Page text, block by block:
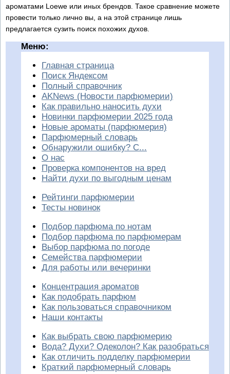
ароматами Loewe или иных брендов. Такое сравнение можете
провести только лично вы, а на этой странице лишь
предлагается сузить поиск похожих духов.
Меню:
Главная страница
Поиск Яндексом
Полный справочник
AKNews (Новости парфюмерии)
Как правильно наносить духи
Новинки парфюмерии 2025 года
Новые ароматы (парфюмерия)
Парфюмерный словарь
Обнаружили ошибку? С...
О нас
Проверка компонентов на вред
Найти духи по выгодным ценам
Рейтинги парфюмерии
Тесты новинок
Подбор парфюма по нотам
Подбор парфюма по парфюмерам
Выбор парфюма по погоде
Семейства парфюмерии
Для работы или вечеринки
Концентрация ароматов
Как подобрать парфюм
Как пользоваться справочником
Наши контакты
Как выбрать свою парфюмерию
Вода? Духи? Одеколон? Как разобраться
Как отличить подделку парфюмерии
Краткий парфюмерный словарь